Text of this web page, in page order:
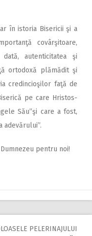
în istoria Bisericii şi a
covârşitoare,
autenticitatea şi
ortodoxă plămădit şi
credincioşilor faţă de
pe care Hristos-
Său”şi care a fost,
adevărului”.
pentru noi!
PELERINAJULUI